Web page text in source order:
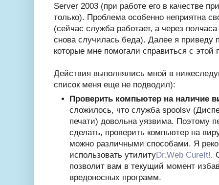
Server 2003 (при работе его в качестве
только). Проблема особенно неприятна
(сейчас служба работает, а через
снова случилась беда). Далее я приведу
которые мне помогали справиться с этой
Действия выполнялись мной в
список меня еще не подводил):
Проверить компьютер на наличие
сложилось, что служба spoolsv
печати) довольна уязвима. Поэтому
сделать, проверить компьютер на
можно различными способами. Я
использовать утилитуDr.Web CureIt!.
позволит вам в текущий момент
вредоносных программ.